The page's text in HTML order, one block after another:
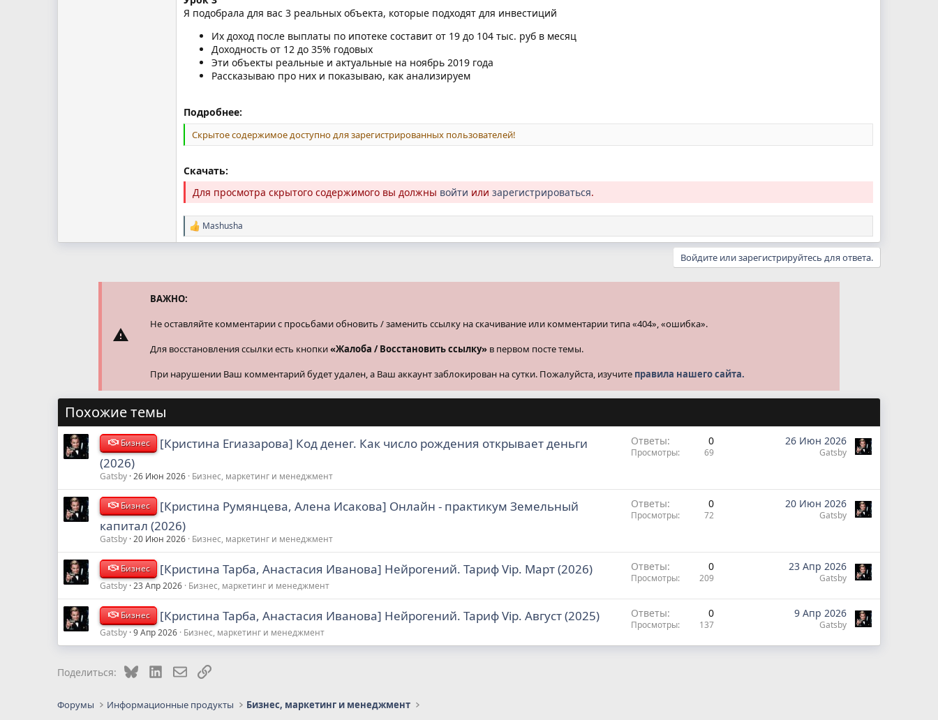
Я подобрала для вас 3 реальных объекта, которые подходят для инвестиций
Их доход после выплаты по ипотеке составит от 19 до 104 тыс. руб в месяц
Доходность от 12 до 35% годовых
Эти объекты реальные и актуальные на ноябрь 2019 года
Рассказываю про них и показываю, как анализируем
Подробнее:
Скрытое содержимое доступно для зарегистрированных пользователей!
Скачать:
Для просмотра скрытого содержимого вы должны войти или зарегистрироваться.
Р
е
и
Mashusha
Войдите или зарегистрируйтесь для ответа.
ВАЖНО:
Не оставляйте комментарии с просьбами обновить / заменить ссылку на скачивание или комментарии типа «404», «ошибка».
Для восстановления ссылки есть кнопки«Жалоба / Восстановить ссылку» в первом посте темы.
При нарушении Ваш комментарий будет удален, а Ваш аккаунт заблокирован на сутки. Пожалуйста, изучите правила нашего сайта.
Похожие темы
Бизнес
[Кристина Егиазарова] Код денег. Как число рождения открывает деньги
(2026)
Gatsby 26 Июн 2026 Бизнес, маркетинг и менеджмент
Ответы 0
Просмотры 69
26 Июн 2026
Gatsby
Бизнес
[Кристина Румянцева, Алена Исакова] Онлайн - практикум Земельный
капитал (2026)
Gatsby 20 Июн 2026 Бизнес, маркетинг и менеджмент
Ответы 0
Просмотры 72
20 Июн 2026
Gatsby
Бизнес [Кристина Тарба, Анастасия Иванова] Нейрогений. Тариф Vip. Март (2026)
Gatsby 23 Апр 2026 Бизнес, маркетинг и менеджмент
Ответы 0
Просмотры 209
23 Апр 2026
Gatsby
Бизнес [Кристина Тарба, Анастасия Иванова] Нейрогений. Тариф Vip. Август (2025)
Gatsby 9 Апр 2026 Бизнес, маркетинг и менеджмент
Ответы 0
Просмотры 137
9 Апр 2026
Gatsby
Поделиться: BlueskyLinkedInЭлектронная почта
Ссылка
Форумы Информационные продукты Бизнес, маркетинг и менеджмент